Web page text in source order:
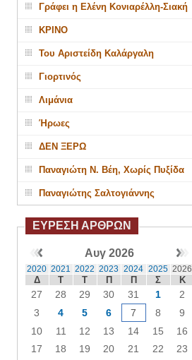
Γράφει η Ελένη Κονιαρέλλη-Σιακή
ΚΡΙΝΟ
Του Αριστείδη Καλάργαλη
Γιορτινός
Λιμάνια
Ήρωες
ΔΕΝ ΞΕΡΩ
Παναγιώτη Ν. Βέη, Χωρίς Πυξίδα
Παναγιώτης Σαλτογιάννης
ΕΥΡΕΣΗ ΑΡΘΡΩΝ
Αυγ 2026
2020 2021 2022 2023 2024 2025 2026
Δ Τ Τ Π Π Σ Κ
27 28 29 30 31 1
2
3
4 5 6 7 8
9
10
11 12 13 14 15
16
17
18 19 20 21 22
23